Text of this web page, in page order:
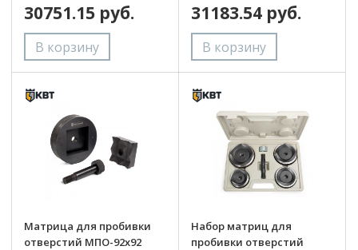
30751.15 руб. 31183.54 руб.
Матрица для пробивки
отверстий МПО-92х92
Набор матриц для
пробивки отверстий